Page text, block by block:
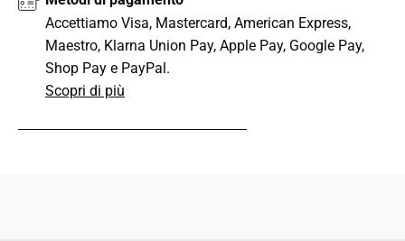
Accettiamo Visa, Mastercard, American Express,
Maestro, Klarna Union Pay, Apple Pay, Google Pay,
Shop Pay e PayPal.
Scopri di più